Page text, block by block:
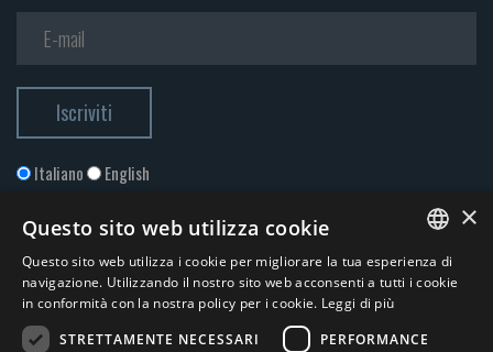
Italiano English
ITALIAN
×
Questo sito web utilizza cookie
Questo sito web utilizza i cookie per migliorare la tua esperienza di
navigazione. Utilizzando il nostro sito web acconsenti a tutti i cookie
in conformità con la nostra policy per i cookie. Leggi di più
STRETTAMENTE NECESSARI
PERFORMANCE